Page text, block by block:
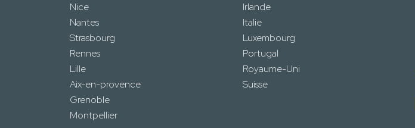
Nice
Nantes
Strasbourg
Rennes
Lille
Aix-en-provence
Grenoble
Montpellier
Irlande
Italie
Luxembourg
Portugal
Royaume-Uni
Suisse